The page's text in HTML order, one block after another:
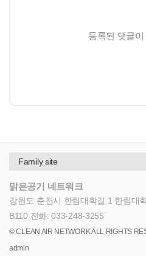
등록된 댓글
맑은공기 네트워크
강원도 춘천시 한림대학길 1 한림대
B110 전화: 033-248-3255
© CLEAN AIR NETWORK ALL RIGHTS
admin
Family site